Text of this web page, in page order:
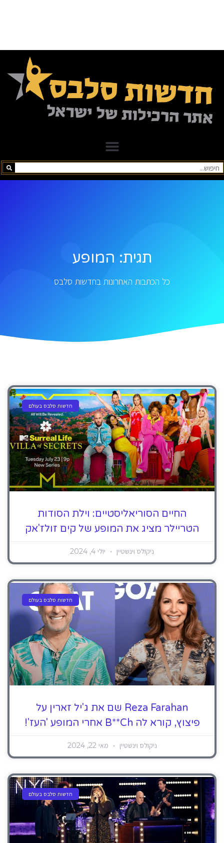
תגית: המופע
כל הכתבות האחרונות בחדשות סלבס
חדשות סלבס בעולם
החיים הסוריאליסטיים: וילת הסודות
הטריילר מציג את המופע של קים זולז'אק
ניקולס וינשטיין יולי 4, 2024
חדשות סלבס בעולם
Reza Farahan שם את ג'יל זארין על
פיצוץ, קורא לה B**ch אחרי המופע 'העז'!
ניקולס וינשטיין מאי 22, 2024
חדשות סלבס בעולם